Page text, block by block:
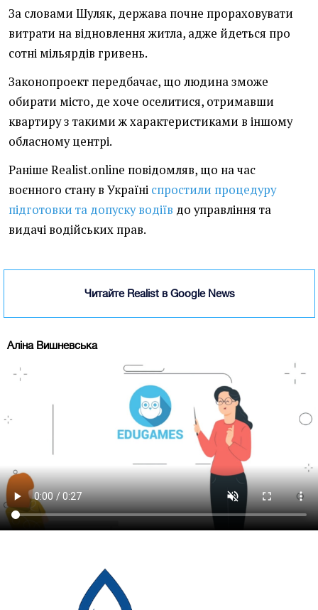
За словами Шуляк, держава почне прораховувати
витрати на відновлення житла, адже йдеться про
сотні мільярдів гривень.
Законопроект передбачає, що людина зможе
обирати місто, де хоче оселитися, отримавши
квартиру з такими ж характеристиками в іншому
обласному центрі.
Раніше Realist.online повідомляв, що на час
воєнного стану в Україні спростили процедуру
підготовки та допуску водіїв до управління та
видачі водійських прав.
Читайте Realist в Google News
Аліна Вишневська